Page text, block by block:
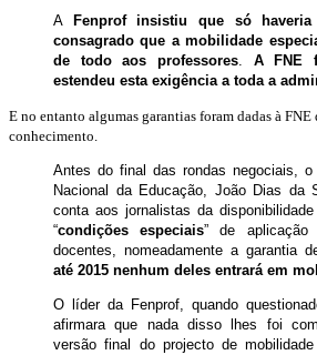
A
Fenprof insistiu que só
consagrado que a mobilidade
de todo aos professores. A FNE
estendeu esta exigência a toda a
E no entanto algumas garantias foram dadas à
conhecimento.
Antes do final das rondas negociais,
Nacional da Educação, João Dias da
conta aos jornalistas da
“condições especiais” de aplicação
docentes, nomeadamente a garantia
até 2015 nenhum deles entrará em
O líder da Fenprof, quando
afirmara que nada disso lhes foi
versão final do projecto de